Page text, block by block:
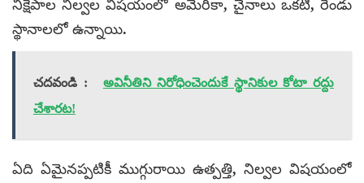
నిక్షేపాల నిల్వల విషయంలో అమెరికా, చైనాలు ఒకటి, రెండు
స్థానాలలో ఉన్నాయి.
చదవండి :
అవినీతిని నిరోధించెందుకే స్థానికుల కోటా రద్దు
చేశారట!
ఏది ఏమైనప్పటికీ ముగ్గురాయి ఉత్పత్తి, నిల్వల విషయంలో